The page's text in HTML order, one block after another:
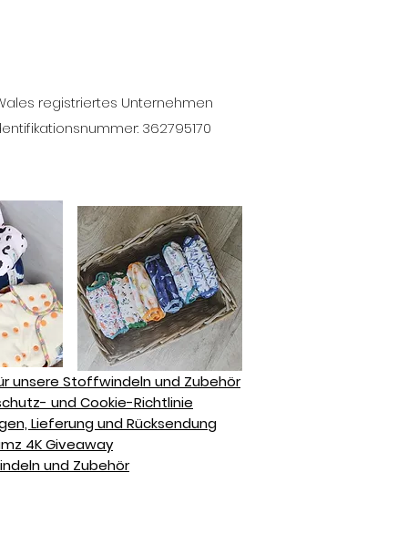
registriertes Unternehmen
362795170
unsere Stoffwindeln und Zubehör
und Cookie-Richtlinie
Lieferung und Rücksendung
4K Giveaway
und Zubehör